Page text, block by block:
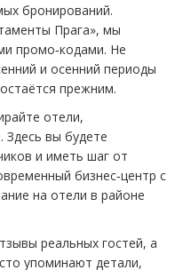
бронирований.
Прага», мы
промо‑кодами. Не
и осенний периоды
прежним.
отели,
Здесь вы будете
и иметь шаг от
бизнес‑центр с
на отели в районе
реальных гостей, а
упоминают детали,